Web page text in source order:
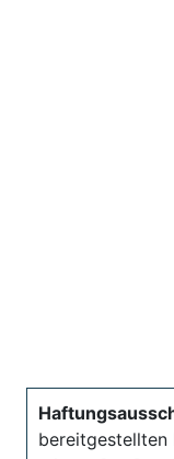
bereitgestellten